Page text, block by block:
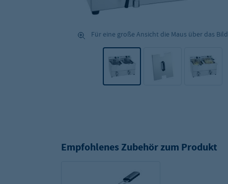
Für eine große Ansicht die Maus über das
Empfohlenes Zubehör zum Produkt